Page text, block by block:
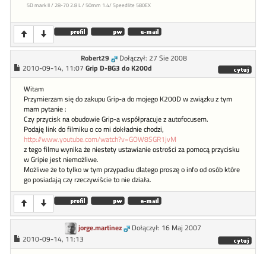
5D mark II / 28-70 2.8 L / 50mm 1.4/ Speedlite 580EX
Robert29
Dołączył: 27 Sie 2008
2010-09-14, 11:07 Grip D-BG3 do K200d
Witam
Przymierzam się do zakupu Grip-a do mojego K200D w związku z tym
mam pytanie :
Czy przycisk na obudowie Grip-a współpracuje z autofocusem.
Podaję link do filmiku o co mi dokładnie chodzi,
http://www.youtube.com/watch?v=GOW8SGR1jvM
z tego filmu wynika że niestety ustawianie ostrości za pomocą przycisku
w Gripie jest niemożliwe.
Możliwe że to tylko w tym przypadku dlatego proszę o info od osób które
go posiadają czy rzeczywiście to nie działa.
jorge.martinez
Dołączył: 16 Maj 2007
2010-09-14, 11:13